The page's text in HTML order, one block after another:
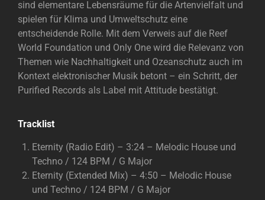
sind elementare Lebensräume für die Artenvielfalt und
spielen für Klima und Umweltschutz eine
entscheidende Rolle. Mit dem Verweis auf die Reef
World Foundation und Only One wird die Relevanz von
Themen wie Nachhaltigkeit und Ozeanschutz auch im
Kontext elektronischer Musik betont – ein Schritt, der
Purified Records als Label mit Attitude bestätigt.
Tracklist
Eternity (Radio Edit) – 3:24 – Melodic House und
Techno / 124 BPM / G Major
Eternity (Extended Mix) – 4:50 – Melodic House
und Techno / 124 BPM / G Major